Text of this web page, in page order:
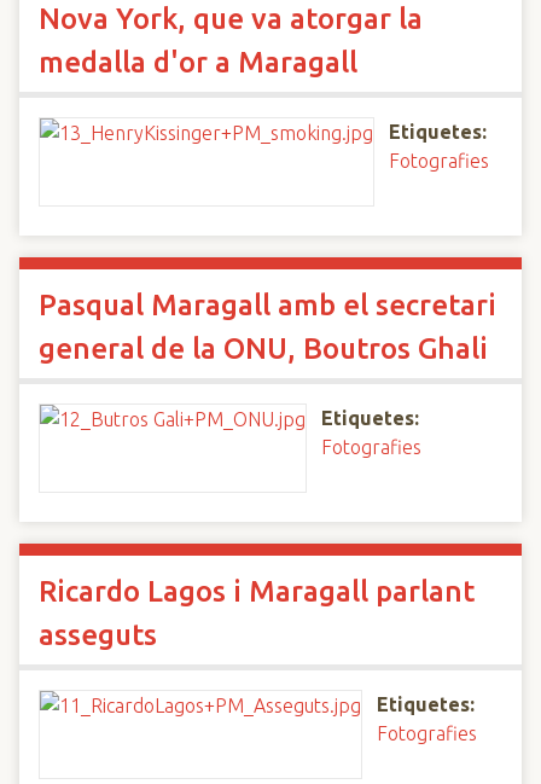
Nova York, que va atorgar la
medalla d'or a Maragall
Etiquetes:
Fotografies
Pasqual Maragall amb el secretari
general de la ONU, Boutros Ghali
Etiquetes:
Fotografies
Ricardo Lagos i Maragall parlant
asseguts
Etiquetes:
Fotografies